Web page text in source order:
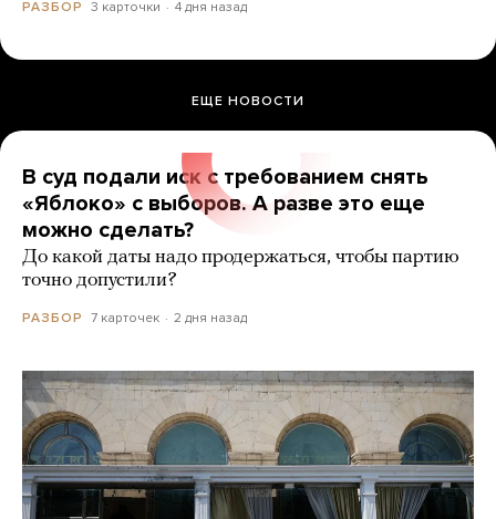
РАЗБОР 3 карточки 4 дня назад
ЕЩЕ НОВОСТИ
В суд подали иск с требованием снять
«Яблоко» с выборов. А разве это еще
можно сделать?
До какой даты надо продержаться, чтобы партию
точно допустили?
РАЗБОР 7 карточек 2 дня назад